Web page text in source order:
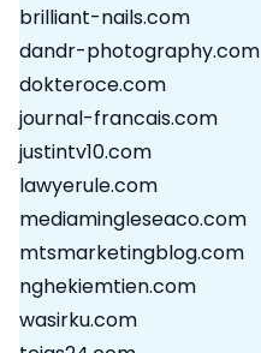
brilliant-nails.com
dandr-photography.com
dokteroce.com
journal-francais.com
justintv10.com
lawyerule.com
mediamingleseaco.com
mtsmarketingblog.com
nghekiemtien.com
wasirku.com